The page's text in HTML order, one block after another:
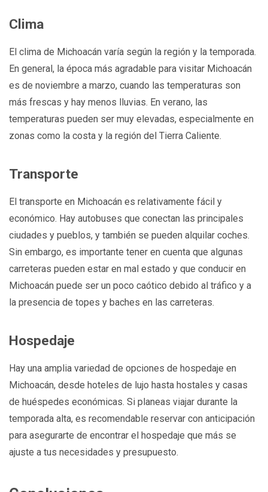
Clima
El clima de Michoacán varía según la región y la temporada.
En general, la época más agradable para visitar Michoacán
es de noviembre a marzo, cuando las temperaturas son
más frescas y hay menos lluvias. En verano, las
temperaturas pueden ser muy elevadas, especialmente en
zonas como la costa y la región del Tierra Caliente.
Transporte
El transporte en Michoacán es relativamente fácil y
económico. Hay autobuses que conectan las principales
ciudades y pueblos, y también se pueden alquilar coches.
Sin embargo, es importante tener en cuenta que algunas
carreteras pueden estar en mal estado y que conducir en
Michoacán puede ser un poco caótico debido al tráfico y a
la presencia de topes y baches en las carreteras.
Hospedaje
Hay una amplia variedad de opciones de hospedaje en
Michoacán, desde hoteles de lujo hasta hostales y casas
de huéspedes económicas. Si planeas viajar durante la
temporada alta, es recomendable reservar con anticipación
para asegurarte de encontrar el hospedaje que más se
ajuste a tus necesidades y presupuesto.